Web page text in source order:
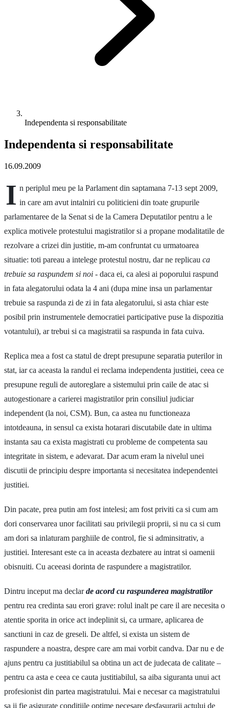
Independenta si responsabilitate
Independenta si responsabilitate
16.09.2009
I n periplul meu pe la Parlament din saptamana 7-13 sept 2009,
in care am avut intalniri cu politicieni din toate grupurile
parlamentaree de la Senat si de la Camera Deputatilor pentru a le
explica motivele protestului magistratilor si a propane modalitatile de
rezolvare a crizei din justitie, m-am confruntat cu urmatoarea
situatie: toti pareau a intelege protestul nostru, dar ne replicau ca
trebuie sa raspundem si noi - daca ei, ca alesi ai poporului raspund
in fata alegatorului odata la 4 ani (dupa mine insa un parlamentar
trebuie sa raspunda zi de zi in fata alegatorului, si asta chiar este
posibil prin instrumentele democratiei participative puse la dispozitia
votantului), ar trebui si ca magistratii sa raspunda in fata cuiva.
Replica mea a fost ca statul de drept presupune separatia puterilor in
stat, iar ca aceasta la randul ei reclama independenta justitiei, ceea ce
presupune reguli de autoreglare a sistemului prin caile de atac si
autogestionare a carierei magistratilor prin consiliul judiciar
independent (la noi, CSM). Bun, ca astea nu functioneaza
intotdeauna, in sensul ca exista hotarari discutabile date in ultima
instanta sau ca exista magistrati cu probleme de competenta sau
integritate in sistem, e adevarat. Dar acum eram la nivelul unei
discutii de principiu despre importanta si necesitatea independentei
justitiei.
Din pacate, prea putin am fost intelesi; am fost priviti ca si cum am
dori conservarea unor facilitati sau privilegii proprii, si nu ca si cum
am dori sa inlaturam parghiile de control, fie si adminsitrativ, a
justitiei. Interesant este ca in aceasta dezbatere au intrat si oamenii
obisnuiti. Cu aceeasi dorinta de raspundere a magistratilor.
Dintru inceput ma declarde acord cu raspunderea magistratilor
pentru rea credinta sau erori grave: rolul inalt pe care il are necesita o
atentie sporita in orice act indeplinit si, ca urmare, aplicarea de
sanctiuni in caz de greseli. De altfel, si exista un sistem de
raspundere a noastra, despre care am mai vorbit candva. Dar nu e de
ajuns pentru ca justitiabilul sa obtina un act de judecata de calitate –
pentru ca asta e ceea ce cauta justitiabilul, sa aiba siguranta unui act
profesionist din partea magistratului. Mai e necesar ca magistratului
sa ii fie asigurate conditiile optime necesare desfasurarii actului de